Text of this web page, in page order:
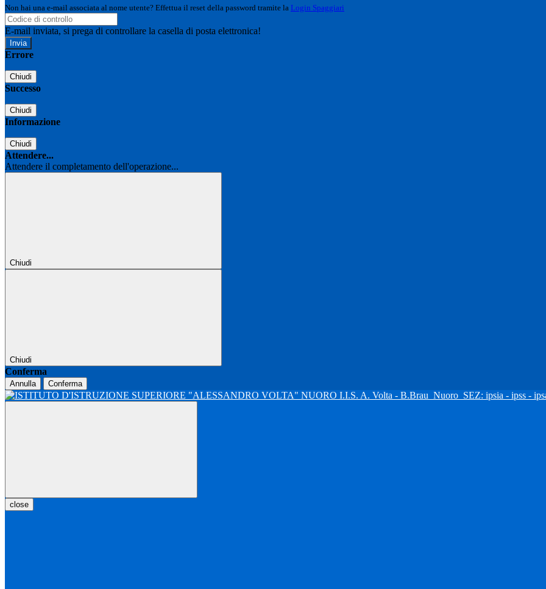
Non hai una e-mail associata al nome utente? Effettua il reset della password tramite la Login Spaggiari
E-mail inviata, si prega di controllare la casella di posta elettronica!
Errore
Chiudi
Successo
Chiudi
Informazione
Chiudi
Attendere...
Attendere il completamento dell'operazione...
Chiudi
Chiudi
Conferma
Annulla Conferma
I.I.S. A. Volta - B.Brau Nuoro SEZ: ipsia - ipss -
close